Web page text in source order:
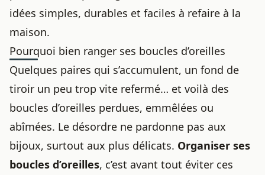
idées simples, durables et faciles à refaire à la
maison.
Pourquoi bien ranger ses boucles d’oreilles
Quelques paires qui s’accumulent, un fond de
tiroir un peu trop vite refermé… et voilà des
boucles d’oreilles perdues, emmêlées ou
abîmées. Le désordre ne pardonne pas aux
bijoux, surtout aux plus délicats. Organiser ses
boucles d’oreilles, c’est avant tout éviter ces